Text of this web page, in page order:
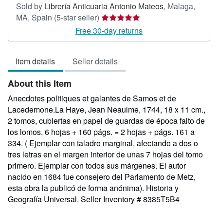
Sold by Librería Anticuaria Antonio Mateos, Malaga,
MA, Spain (5-star seller) Seller
rating
5
of
5
Free 30-day returns
Item details Seller details
About this Item
Anecdotes politiques et galantes de Samos et de
Lacedemone.La Haye, Jean Neaulme, 1744, 18 x 11 cm.,
2 tomos, cubiertas en papel de guardas de época falto de
los lomos, 6 hojas + 160 págs. = 2 hojas + págs. 161 a
334. ( Ejemplar con taladro marginal, afectando a dos o
tres letras en el margen interior de unas 7 hojas del tomo
primero. Ejemplar con todos sus márgenes. El autor
nacido en 1684 fue consejero del Parlamento de Metz,
esta obra la publicó de forma anónima). Historia y
Geografía Universal. Seller Inventory # 8385T5B4